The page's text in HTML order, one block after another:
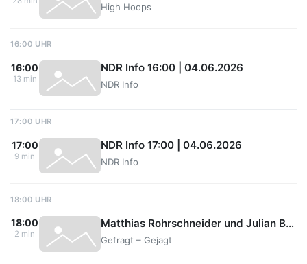
High Hoops
16:00 UHR
16:00
13 min
NDR Info 16:00 | 04.06.2026
NDR Info
17:00 UHR
17:00
9 min
NDR Info 17:00 | 04.06.2026
NDR Info
18:00 UHR
18:00
2 min
Matthias Rohrschneider und Julian Beimdiecke bei Gefragt – Gejagt
Gefragt – Gejagt